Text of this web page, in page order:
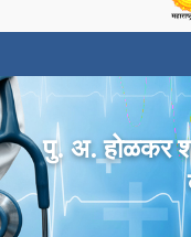
पु. अ. होळकर